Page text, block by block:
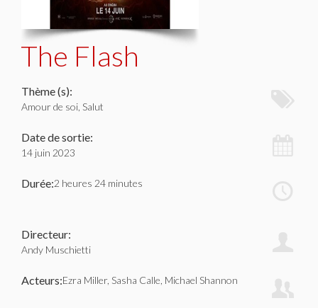
The Flash
Thème (s):
Amour de soi, Salut
Date de sortie:
14 juin 2023
Durée:2 heures 24 minutes
Directeur:
Andy Muschietti
Acteurs:Ezra Miller, Sasha Calle, Michael Shannon